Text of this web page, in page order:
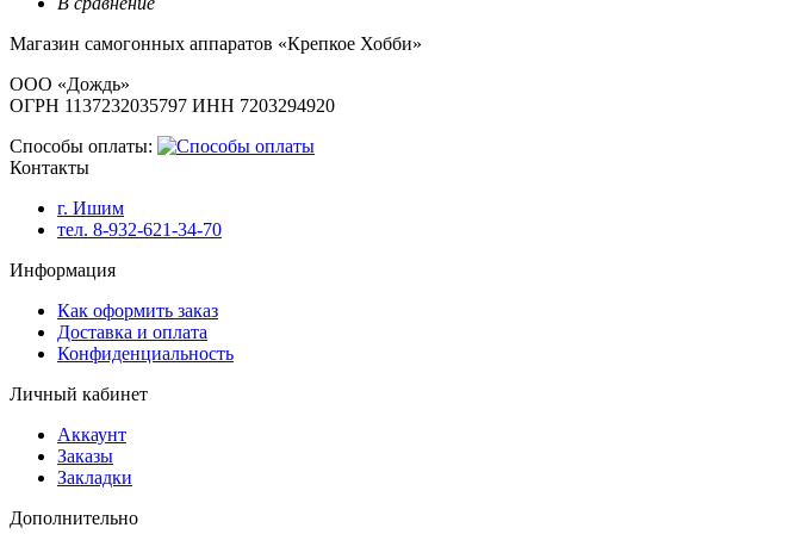
Магазин самогонных аппаратов «Крепкое Хобби»
ООО «Дождь»
ОГРН 1137232035797 ИНН 7203294920
Способы оплаты:
Контакты
г. Ишим
тел. 8-932-621-34-70
Информация
Как оформить заказ
Доставка и оплата
Конфиденциальность
Личный кабинет
Аккаунт
Заказы
Закладки
Дополнительно